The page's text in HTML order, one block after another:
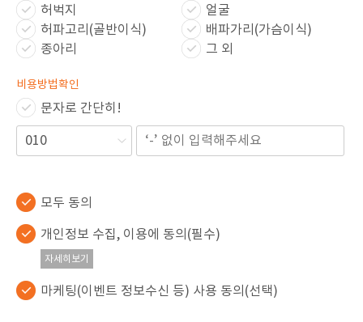
허벅지
얼굴
허파고리(골반이식)
배파가리(가슴이식)
종아리
그 외
비용방법확인
문자로 간단히!
모두 동의
개인정보 수집, 이용에 동의(필수)
자세히보기
마케팅(이벤트 정보수신 등) 사용 동의(선택)